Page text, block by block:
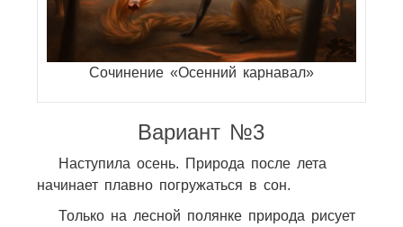
Сочинение «Осенний карнавал»
Вариант №3
Наступила осень. Природа после лета
начинает плавно погружаться в сон.
Только на лесной полянке природа рисует